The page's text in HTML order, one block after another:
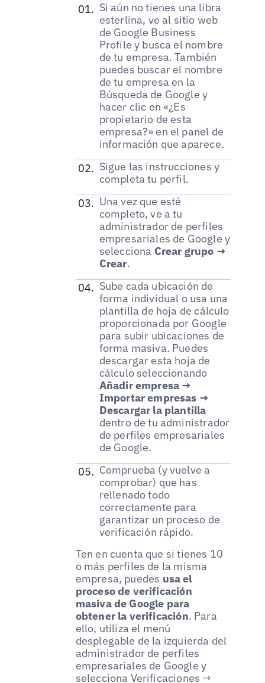
Si aún no tienes una libra
esterlina, ve al sitio web
de Google Business
Profile y busca el nombre
de tu empresa. También
puedes buscar el nombre
de tu empresa en la
Búsqueda de Google y
hacer clic en «¿Es
propietario de esta
empresa?» en el panel de
información que aparece.
Sigue las instrucciones y
completa tu perfil.
Una vez que esté
completo, ve a tu
administrador de perfiles
empresariales de Google y
selecciona Crear grupo →
Crear.
Sube cada ubicación de
forma individual o usa una
plantilla de hoja de cálculo
proporcionada por Google
para subir ubicaciones de
forma masiva. Puedes
descargar esta hoja de
cálculo seleccionando
Añadir empresa →
Importar empresas →
Descargar la plantilla
dentro de tu administrador
de perfiles empresariales
de Google.
Comprueba (y vuelve a
comprobar) que has
rellenado todo
correctamente para
garantizar un proceso de
verificación rápido.
Ten en cuenta que si tienes 10
o más perfiles de la misma
empresa, puedes usa el
proceso de verificación
masiva de Google para
obtener la verificación. Para
ello, utiliza el menú
desplegable de la izquierda del
administrador de perfiles
empresariales de Google y
selecciona Verificaciones →